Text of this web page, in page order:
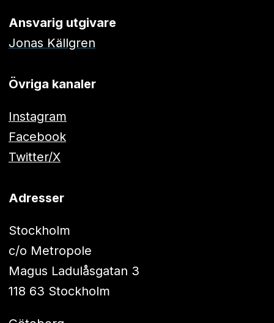
Ansvarig utgivare
Jonas Källgren
Övriga kanaler
Instagram
Facebook
Twitter/X
Adresser
Stockholm
c/o Metropole
Magus Ladulåsgatan 3
118 63 Stockholm